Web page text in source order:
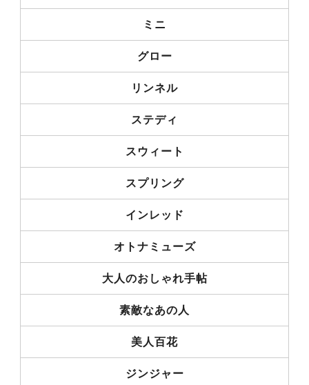
ミニ
グロー
リンネル
ステディ
スウィート
スプリング
インレッド
オトナミューズ
大人のおしゃれ手帖
素敵なあの人
美人百花
ジンジャー